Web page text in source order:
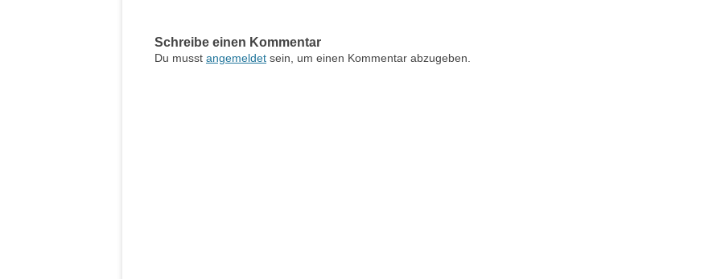
Schreibe einen Kommentar
Du musst angemeldet sein, um einen Kommentar abzugeben.